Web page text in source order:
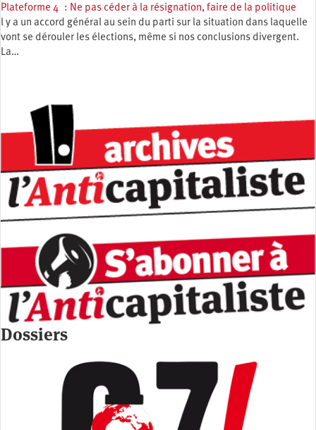
Plateforme 4 : Ne pas céder à la résignation, faire de la politique
l y a un accord général au sein du parti sur la situation dans laquelle
vont se dérouler les élections, même si nos conclusions divergent.
La…
Dossiers